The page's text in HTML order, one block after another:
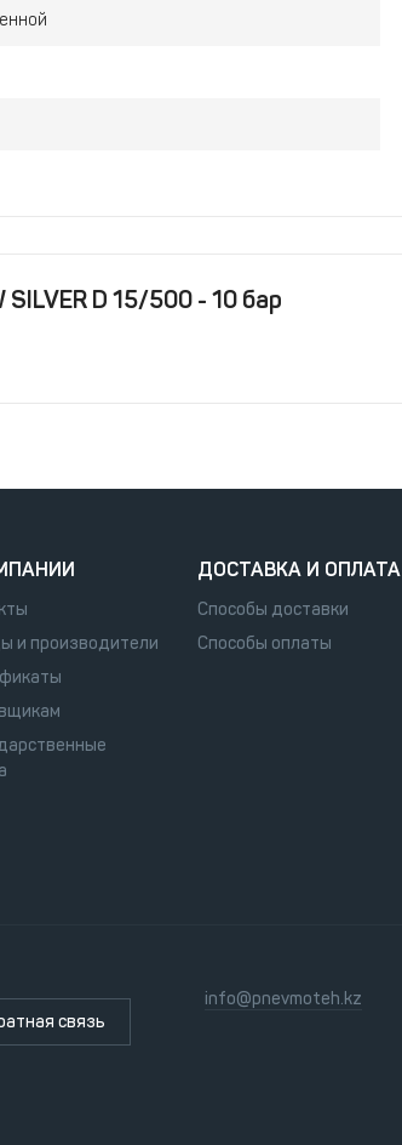
D 15/500 - 10 бар
и производители
ДОСТАВКА И ОПЛАТА
Способы доставки
Способы оплаты
связь
info@pnevmoteh.kz